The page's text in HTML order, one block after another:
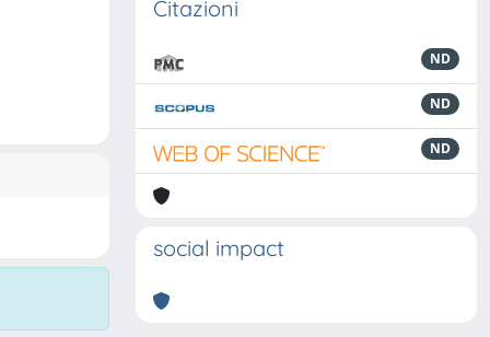
Citazioni
ND
ND
ND
social impact